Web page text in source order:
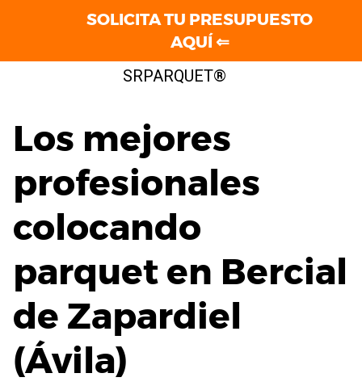
SRPARQUET®
Los mejores
profesionales
colocando
parquet en Bercial
de Zapardiel
(Ávila)
SOLICITA TU PRESUPUESTO
AQUÍ ⇐